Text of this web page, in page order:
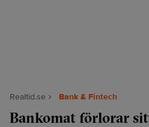
Realtid.se Bank & Fintech
Bankomat förlorar